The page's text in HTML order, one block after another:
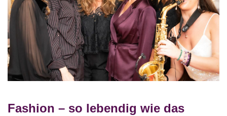
Fashion – so lebendig wie das